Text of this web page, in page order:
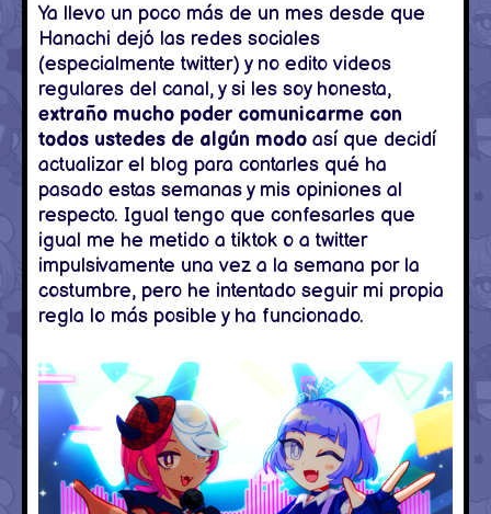
Ya llevo un poco más de un mes desde que
Hanachi dejó las redes sociales
(especialmente twitter) y no edito videos
regulares del canal, y si les soy honesta,
extraño mucho poder comunicarme con
todos ustedes de algún modo así que decidí
actualizar el blog para contarles qué ha
pasado estas semanas y mis opiniones al
respecto. Igual tengo que confesarles que
igual me he metido a tiktok o a twitter
impulsivamente una vez a la semana por la
costumbre, pero he intentado seguir mi propia
regla lo más posible y ha funcionado.